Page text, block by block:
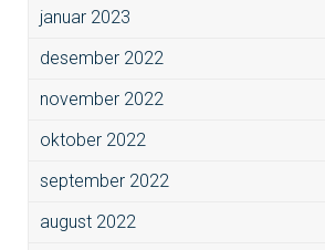
januar 2023
desember 2022
november 2022
oktober 2022
september 2022
august 2022